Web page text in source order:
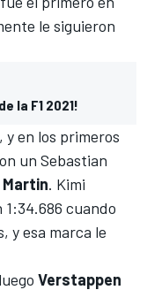
le siguieron
la F1 2021!
en los primeros
un Sebastian
. Kimi
cuando
y esa marca le
Verstappen